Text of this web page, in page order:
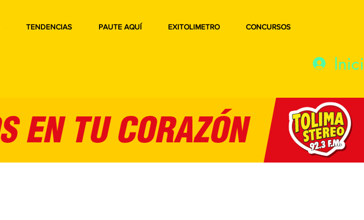
TENDENCIAS PAUTE AQUÍ EXITOLIMETRO CONCURSOS